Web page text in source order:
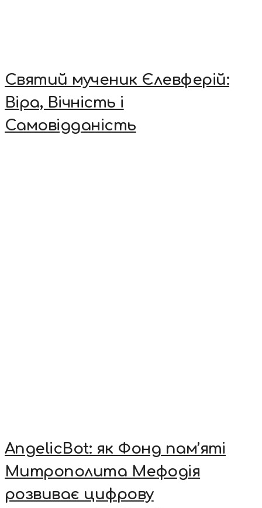
Святий мученик Єлевферій:
Віра, Вічність і
Самовідданість
AngelicBot: як Фонд пам’яті
Митрополита Мефодія
розвиває цифрову